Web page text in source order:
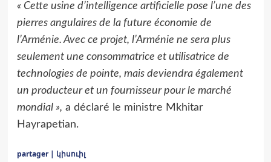
« Cette usine d’intelligence artificielle pose l’une des
pierres angulaires de la future économie de
l’Arménie. Avec ce projet, l’Arménie ne sera plus
seulement une consommatrice et utilisatrice de
technologies de pointe, mais deviendra également
un producteur et un fournisseur pour le marché
mondial », a déclaré le ministre Mkhitar
Hayrapetian.
partager | կիսուիլ